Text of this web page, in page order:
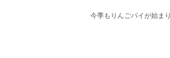
今季もりんごパイが始ま